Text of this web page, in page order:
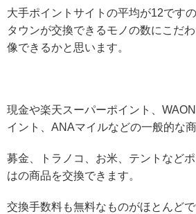
大手ポイントサイトの平均が12です
タウンが交換できるモノの数にこだ
像できるかと思います。
現金や楽天スーパーポイント、
イント、ANAマイルなどの一般的な
募金、トラノコ、お米、テントなど
はの商品を交換できます。
交換手数料も無料なものがほとんど